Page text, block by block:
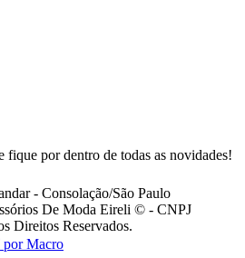
fique por dentro de todas as novidades!
- Consolação/São Paulo
De Moda Eireli © - CNPJ
Direitos Reservados.
por Macro